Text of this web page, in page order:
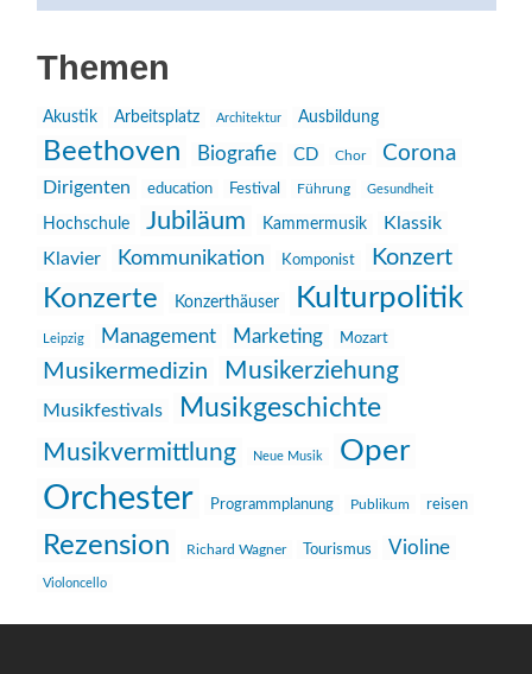
Themen
Akustik Arbeitsplatz Architektur Ausbildung
Beethoven Biografie CD Chor Corona
Dirigenten education Festival Führung Gesundheit
Hochschule Jubiläum Kammermusik
Klassik
Klavier
Kommunikation Komponist Konzert
Konzerte Konzerthäuser Kulturpolitik
Leipzig Management Marketing Mozart
Musikermedizin Musikerziehung
Musikfestivals Musikgeschichte
Musikvermittlung Neue Musik Oper
Orchester Programmplanung Publikum reisen
Rezension Richard Wagner Tourismus Violine
Violoncello